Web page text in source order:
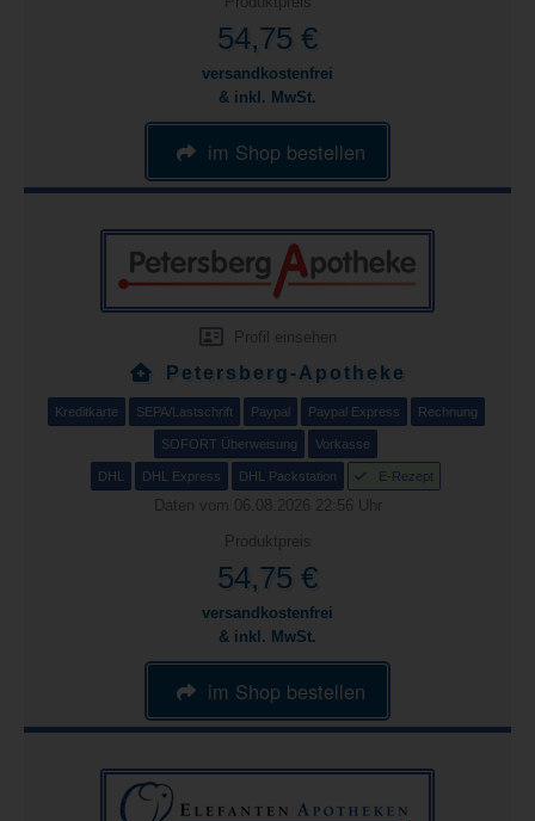
54,75 €
versandkostenfrei
& inkl. MwSt.
im Shop bestellen
Profil einsehen
Petersberg-Apotheke
Kreditkarte SEPA/Lastschrift Paypal Paypal Express Rechnung
SOFORT Überweisung Vorkasse
DHL DHL Express DHL Packstation E-Rezept
Daten vom 06.08.2026 22:56 Uhr
Produktpreis
54,75 €
versandkostenfrei
& inkl. MwSt.
im Shop bestellen